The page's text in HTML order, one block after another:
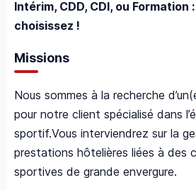
Intérim, CDD, CDI, ou Formation
choisissez !
Missions
Nous sommes à la recherche
pour notre client spécialisé dans
sportif.Vous interviendrez sur la
prestations hôtelières liées à des
sportives de grande envergure.